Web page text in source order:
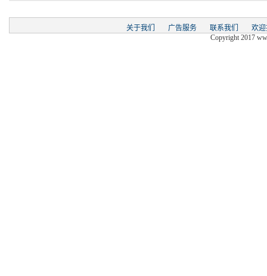
关于我们 广告服务 联系我们
欢
Copyright 2017